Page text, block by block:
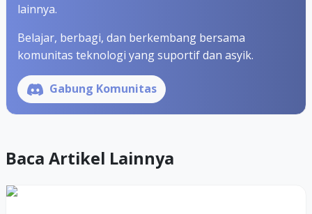
lainnya.
Belajar, berbagi, dan berkembang bersama
komunitas teknologi yang suportif dan asyik.
Gabung Komunitas
Baca Artikel Lainnya